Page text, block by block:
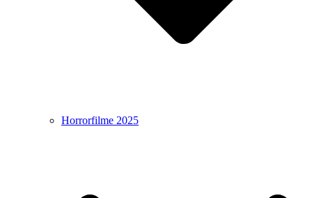
Horrorfilme 2025